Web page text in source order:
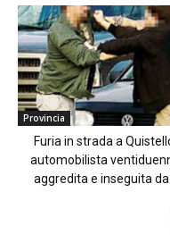
Provincia
Furia in strada a
automobilista
aggredita e inseguita da...